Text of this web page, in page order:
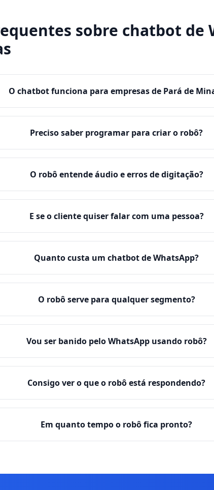
sobre chatbot de
O chatbot funciona para empresas de Pará de
Preciso saber programar para criar o robô?
O robô entende áudio e erros de digitação?
E se o cliente quiser falar com uma pessoa?
Quanto custa um chatbot de WhatsApp?
O robô serve para qualquer segmento?
Vou ser banido pelo WhatsApp usando robô?
Consigo ver o que o robô está respondendo?
Em quanto tempo o robô fica pronto?